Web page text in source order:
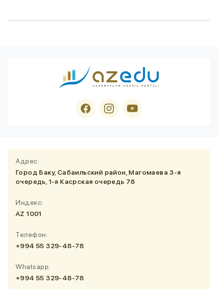
Адрес:
Город Баку, Сабаильский район, Магомаева 3-я
очередь, 1-я Касрская очередь 78
Индекс:
AZ 1001
Телефон:
+994 55 329-48-78
Whatsapp:
+994 55 329-48-78